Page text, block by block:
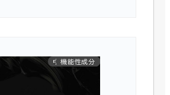
シワ
発酵由来
国産
中国INCI対応
機能性成分